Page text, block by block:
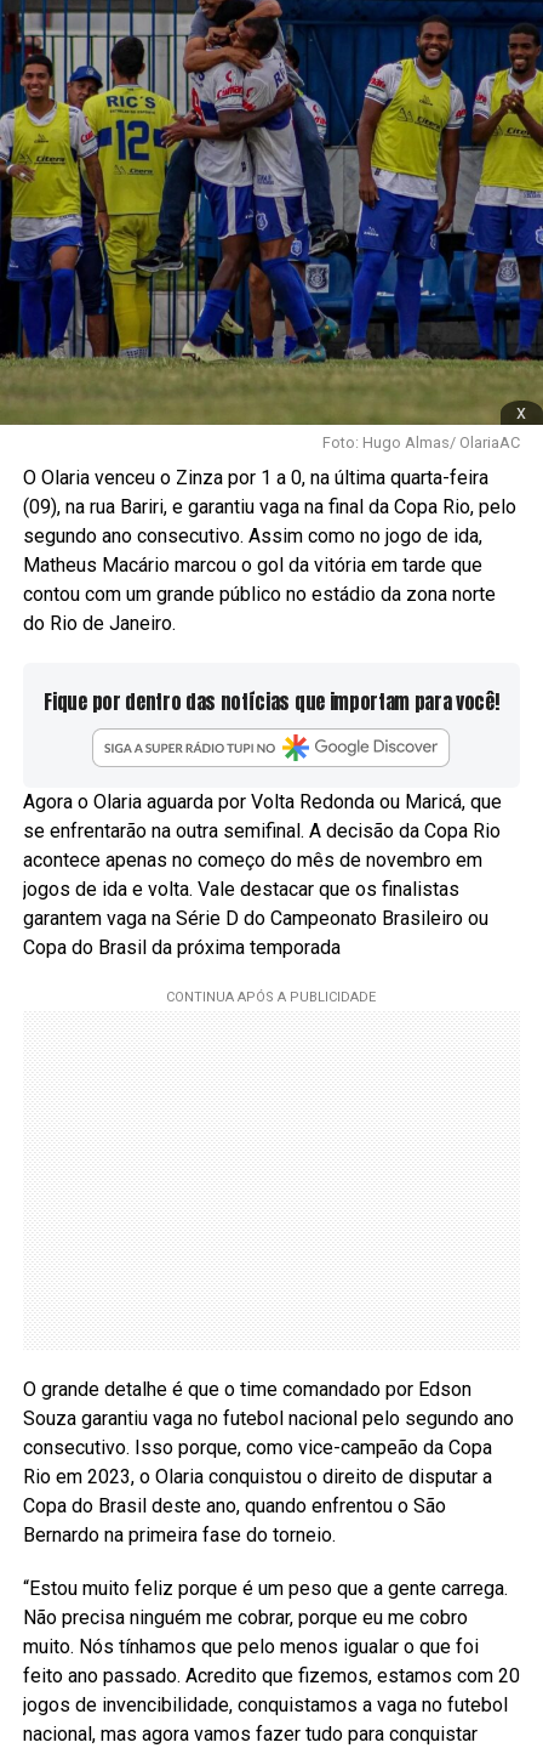
x
Foto: Hugo Almas/ OlariaAC
O Olaria venceu o Zinza por 1 a 0, na última quarta-feira
(09), na rua Bariri, e garantiu vaga na final da Copa Rio, pelo
segundo ano consecutivo. Assim como no jogo de ida,
Matheus Macário marcou o gol da vitória em tarde que
contou com um grande público no estádio da zona norte
do Rio de Janeiro.
Fique por dentro das notícias que importam para você!
Agora o Olaria aguarda por Volta Redonda ou Maricá, que
se enfrentarão na outra semifinal. A decisão da Copa Rio
acontece apenas no começo do mês de novembro em
jogos de ida e volta. Vale destacar que os finalistas
garantem vaga na Série D do Campeonato Brasileiro ou
Copa do Brasil da próxima temporada
O grande detalhe é que o time comandado por Edson
Souza garantiu vaga no futebol nacional pelo segundo ano
consecutivo. Isso porque, como vice-campeão da Copa
Rio em 2023, o Olaria conquistou o direito de disputar a
Copa do Brasil deste ano, quando enfrentou o São
Bernardo na primeira fase do torneio.
“Estou muito feliz porque é um peso que a gente carrega.
Não precisa ninguém me cobrar, porque eu me cobro
muito. Nós tínhamos que pelo menos igualar o que foi
feito ano passado. Acredito que fizemos, estamos com 20
jogos de invencibilidade, conquistamos a vaga no futebol
nacional, mas agora vamos fazer tudo para conquistar